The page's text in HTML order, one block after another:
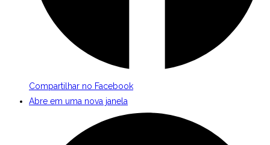
Compartilhar no Facebook
Abre em uma nova janela